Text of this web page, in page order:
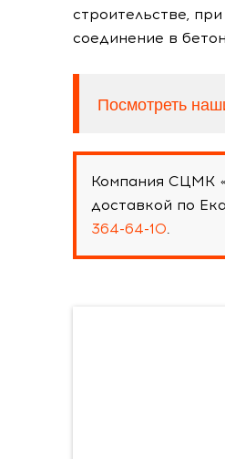
строительстве,
соединение в
Посмотреть
Компания СЦМК
доставкой по
364-64-10.